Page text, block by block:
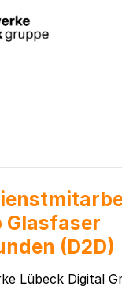
Glasfaser
(D2D)
Lübeck Digital